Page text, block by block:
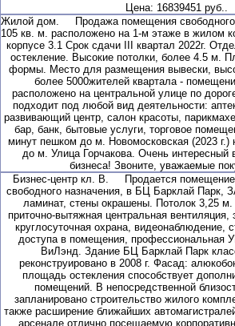
Цена: 16839451 руб..
Жилой дом. Продажа помещения свободного
105 кв. м. расположено на 1-м этаже в жилом
корпусе 3.1 Срок сдачи III квартал 2022г.
остекление. Высокие потолки, более 4.5 м.
формы. Место для размещения вывески,
более 5000жителей квартала -
расположено на центральной улице по
подходит под любой вид деятельности:
развивающий центр, салон красоты,
бар, банк, бытовые услуги, торговое
минут пешком до м. Новомосковская (2023 г.)
до м. Улица Горчакова. Очень интересный
бизнеса! Звоните, уважаемые
Бизнес-центр кл. В. Продается помещение
свободного назначения, в БЦ Барклай Парк,
ламинат, стены окрашены. Потолок 3,25 м.
приточно-вытяжная центральная
круглосуточная охрана, видеонаблюдение,
доступа в помещения, профессиональная
ВиЛэнд. Здание БЦ Барклай Парк
реконструировано в 2008 г. Фасад:
площадь остекления способствует
помещений. В непосредственной
запланировано строительство жилого
также расширение ближайших
арсенале отлично посещаемую